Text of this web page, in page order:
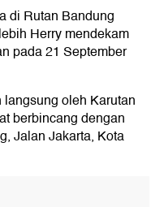
di Rutan Bandung
Herry mendekam
pada 21 September
oleh Karutan
berbincang dengan
Jalan Jakarta, Kota